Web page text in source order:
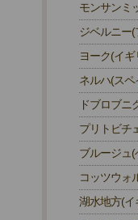
モンサンミ
ジベルニー
ヨーク(イギ
ネルハ(スペ
ドブロブニ
プリトビチ
ブルージュ
コッツウォ
湖水地方(イ